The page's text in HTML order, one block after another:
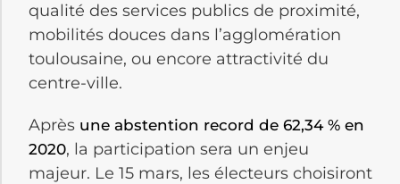
qualité des services publics de proximité,
mobilités douces dans l’agglomération
toulousaine, ou encore attractivité du
centre-ville.
Après une abstention record de 62,34 % en
2020, la participation sera un enjeu
majeur. Le 15 mars, les électeurs choisiront